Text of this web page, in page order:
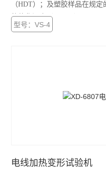
（HDT）；及塑胶样品在规
的软化温度（VICAT）。
型号：VS-4
电线加热变形试验机